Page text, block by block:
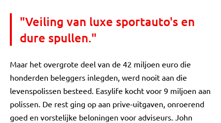
"Veiling van luxe sportauto's en
dure spullen."
Maar het overgrote deel van de 42 miljoen euro die
honderden beleggers inlegden, werd nooit aan die
levenspolissen besteed. Easylife kocht voor 9 miljoen aan
polissen. De rest ging op aan prive-uitgaven, onroerend
goed en vorstelijke beloningen voor adviseurs. John